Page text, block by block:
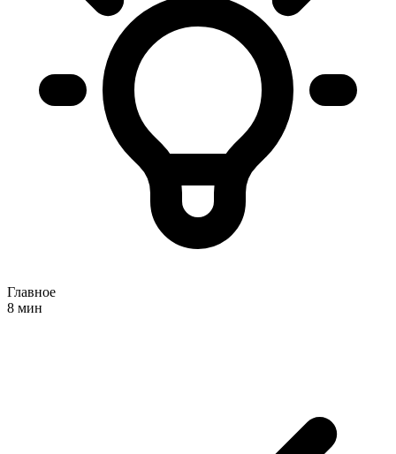
Главное
8 мин